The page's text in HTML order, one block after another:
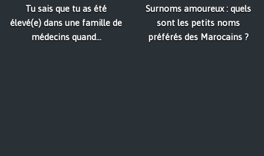
Tu sais que tu as été
élevé(e) dans une famille de
médecins quand...
Surnoms amoureux : quels
sont les petits noms
préférés des Marocains ?